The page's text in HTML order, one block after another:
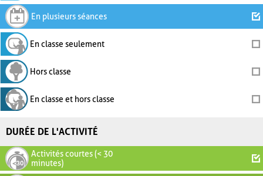
En plusieurs séances
En classe seulement
Hors classe
En classe et hors classe
DURÉE DE L'ACTIVITÉ
Activités courtes (< 30
minutes)